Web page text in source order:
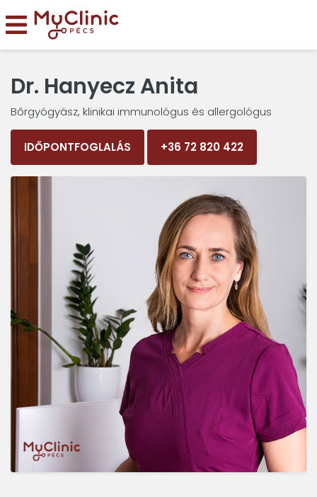
Dr. Hanyecz Anita
Bőrgyógyász, klinikai immunológus és allergológus
IDŐPONTFOGLALÁS +36 72 820 422